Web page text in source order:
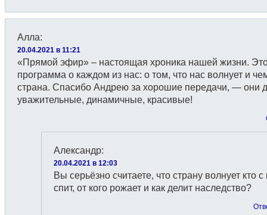
Алла:
20.04.2021 в 11:21
«Прямой эфир» – настоящая хроника нашей жизни.
программа о каждом из нас: о том, что нас волнует и
страна. Спасибо Андрею за хорошие передачи, — они
уважительные, динамичные, красивые!
Александр:
20.04.2021 в 12:03
Вы серьёзно считаете, что страну волнует кто с
спит, от кого рожает и как делит наследство?